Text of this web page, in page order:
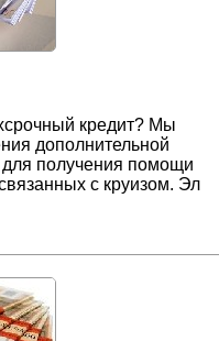
кредит? Мы
дополнительной
получения помощи
с круизом. Эл